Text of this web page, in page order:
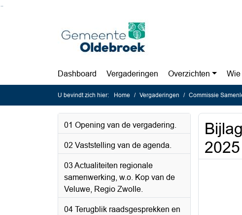
Dashboard Vergaderingen Overzichten Wie
U bevindt zich hier: Home Vergaderingen Commissie
01 Opening van de vergadering.
02 Vaststelling van de agenda.
03 Actualiteiten regionale
samenwerking, w.o. Kop van de
Veluwe, Regio Zwolle.
04 Terugblik raadsgesprekken en